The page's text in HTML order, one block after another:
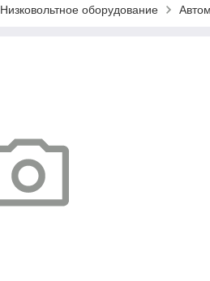
Низковольтное оборудование